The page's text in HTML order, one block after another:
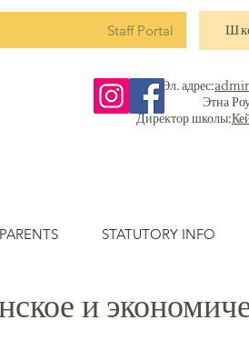
Staff Portal
Эл. адрес:
Этна
Директор школы:
PARENTS STATUTORY INFO
и